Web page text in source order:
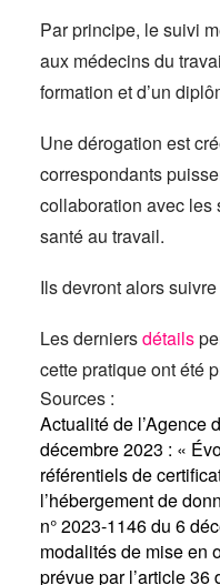
Par principe, le suivi
aux médecins du
formation et d’un
Une dérogation est
correspondants
collaboration avec les
santé au travail.
Ils devront alors
Les derniersdétails
cette pratique ont été
Sources :
Actualité de l’Agence
décembre 2023 : «
référentiels de
l’hébergement de
n° 2023-1146 du 6
modalités de mise en
prévue par l’article 36